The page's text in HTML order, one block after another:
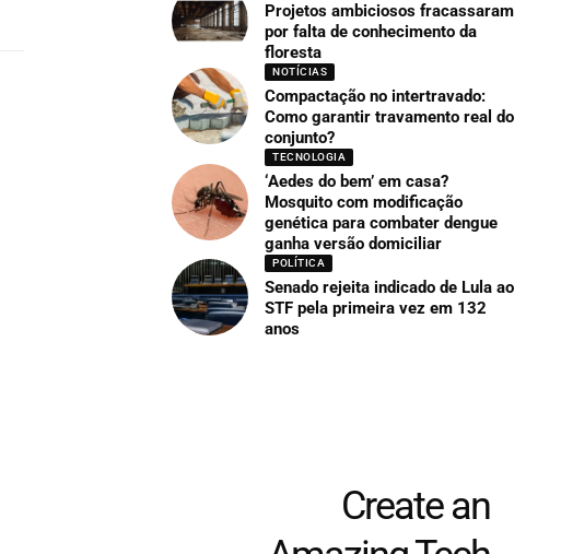
Projetos ambiciosos fracassaram
por falta de conhecimento da
floresta
NOTÍCIAS
Compactação no intertravado:
Como garantir travamento real do
conjunto?
TECNOLOGIA
‘Aedes do bem’ em casa?
Mosquito com modificação
genética para combater dengue
ganha versão domiciliar
POLÍTICA
Senado rejeita indicado de Lula ao
STF pela primeira vez em 132
anos
Create an